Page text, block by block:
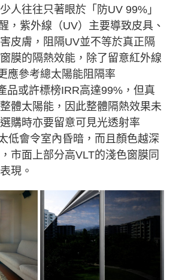
人往往只著眼於「防UV 99%」
，紫外線（UV）主要導致皮具、
皮膚，阻隔UV並不等於真正隔
膜的隔熱效能，除了留意紅外線
應參考總太陽能阻隔率
品或許標榜IRR高達99%，但真
體太陽能，因此整體隔熱效果未
購時亦要留意可見光透射率
低會令室內昏暗，而且顏色越深
市面上部分高VLT的淺色窗膜同
現。